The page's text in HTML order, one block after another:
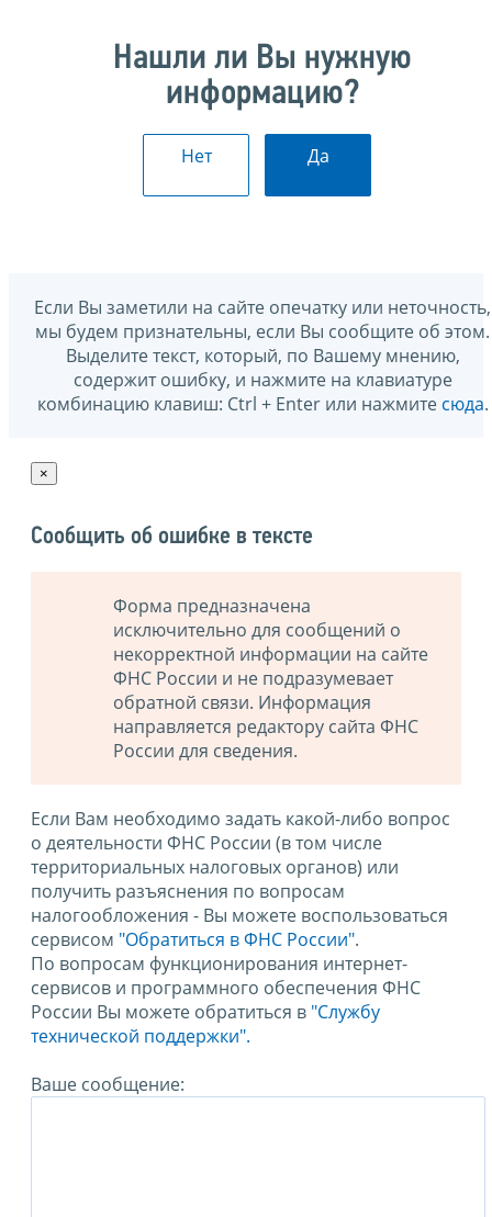
Нашли ли Вы нужную
информацию?
Нет Да
Если Вы заметили на сайте опечатку или неточность,
мы будем признательны, если Вы сообщите об этом.
Выделите текст, который, по Вашему мнению,
содержит ошибку, и нажмите на клавиатуре
комбинацию клавиш: Ctrl + Enter или нажмите сюда.
×
Сообщить об ошибке в тексте
Форма предназначена
исключительно для сообщений о
некорректной информации на сайте
ФНС России и не подразумевает
обратной связи. Информация
направляется редактору сайта ФНС
России для сведения.
Если Вам необходимо задать какой-либо вопрос
о деятельности ФНС России (в том числе
территориальных налоговых органов) или
получить разъяснения по вопросам
налогообложения - Вы можете воспользоваться
сервисом "Обратиться в ФНС России".
По вопросам функционирования интернет-
сервисов и программного обеспечения ФНС
России Вы можете обратиться в "Службу
технической поддержки".
Ваше сообщение: